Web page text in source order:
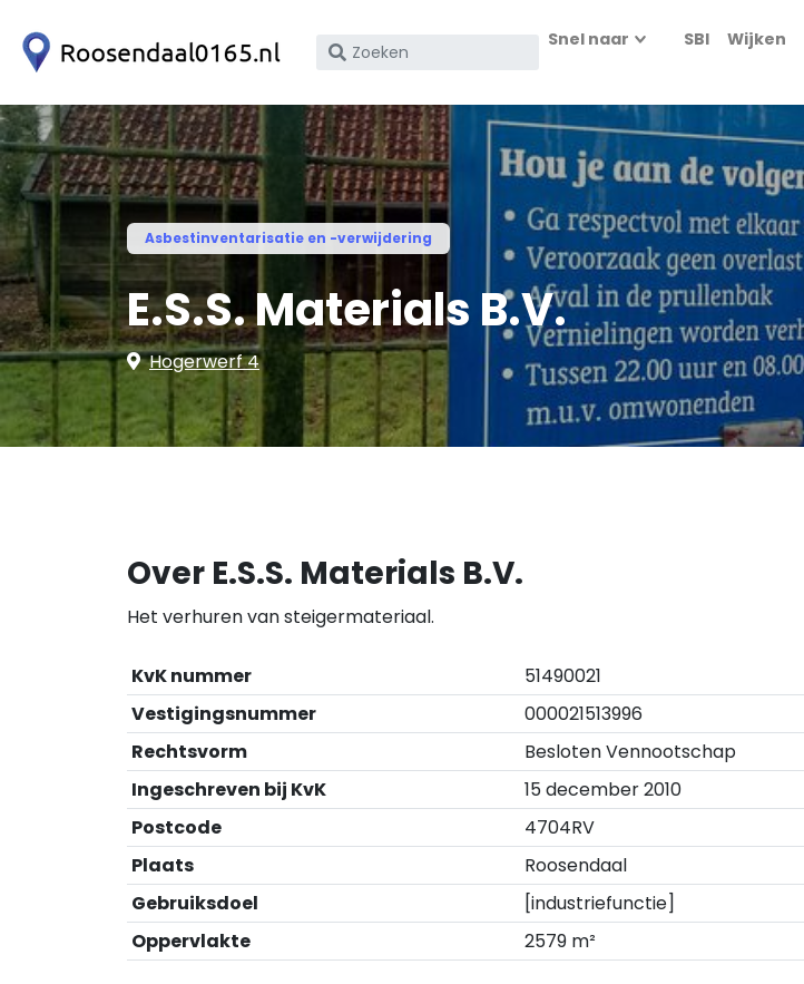
Zoek
bedrijfsnaam
of
KvK
nummer
Snel naar SBI Wijken
Asbestinventarisatie en -verwijdering
E.S.S. Materials B.V.
Hogerwerf 4
Over E.S.S. Materials B.V.
Het verhuren van steigermateriaal.
KvK nummer
51490021
Vestigingsnummer
000021513996
Rechtsvorm
Besloten Vennootschap
Ingeschreven bij KvK
15 december 2010
Postcode
4704RV
Plaats
Roosendaal
Gebruiksdoel
[industriefunctie]
Oppervlakte
2579 m²